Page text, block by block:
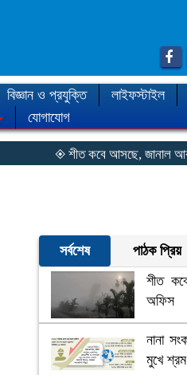
বিজ্ঞান ও প্রযুক্তি লাইফস্টাইল
যোগাযোগ
◈ শীত কবে আসছে, জানাল
সর্বশেষ
পাঠক প্রিয়
শীত
অফিস
নানা
মুখে